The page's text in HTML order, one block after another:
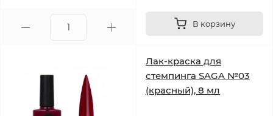
В корзину
Лак-краска для
стемпинга SAGA №03
(красный), 8 мл